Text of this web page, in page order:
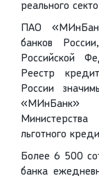
реального
ПАО
банков
Российской
Реестр
России
«МИнБанк»
льготного
Более 6 500
банка